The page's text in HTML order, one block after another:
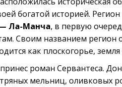
богатой историей.
Ла-Манча, в первую
Своим названием регион
как плоскогорье,
роман Сервантеса.
мельниц, оливковых